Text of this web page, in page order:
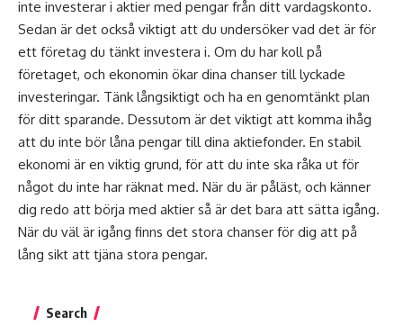
inte investerar i aktier med pengar från ditt vardagskonto.
Sedan är det också viktigt att du undersöker vad det är för
ett företag du tänkt investera i. Om du har koll på
företaget, och ekonomin ökar dina chanser till lyckade
investeringar. Tänk långsiktigt och ha en genomtänkt plan
för ditt sparande. Dessutom är det viktigt att komma ihåg
att du inte bör låna pengar till dina aktiefonder. En stabil
ekonomi är en viktig grund, för att du inte ska råka ut för
något du inte har räknat med. När du är påläst, och känner
dig redo att börja med aktier så är det bara att sätta igång.
När du väl är igång finns det stora chanser för dig att på
lång sikt att tjäna stora pengar.
Search